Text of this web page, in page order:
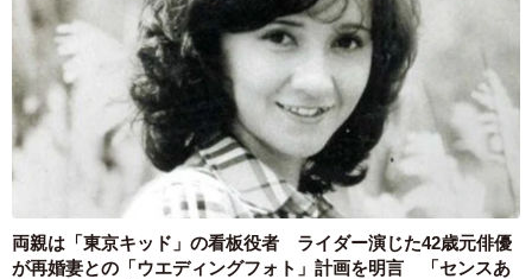
両親は「東京キッド」の看板役者 ライダー演じた42歳元俳優
が再婚妻との「ウエディングフォト」計画を明言 「センスあ